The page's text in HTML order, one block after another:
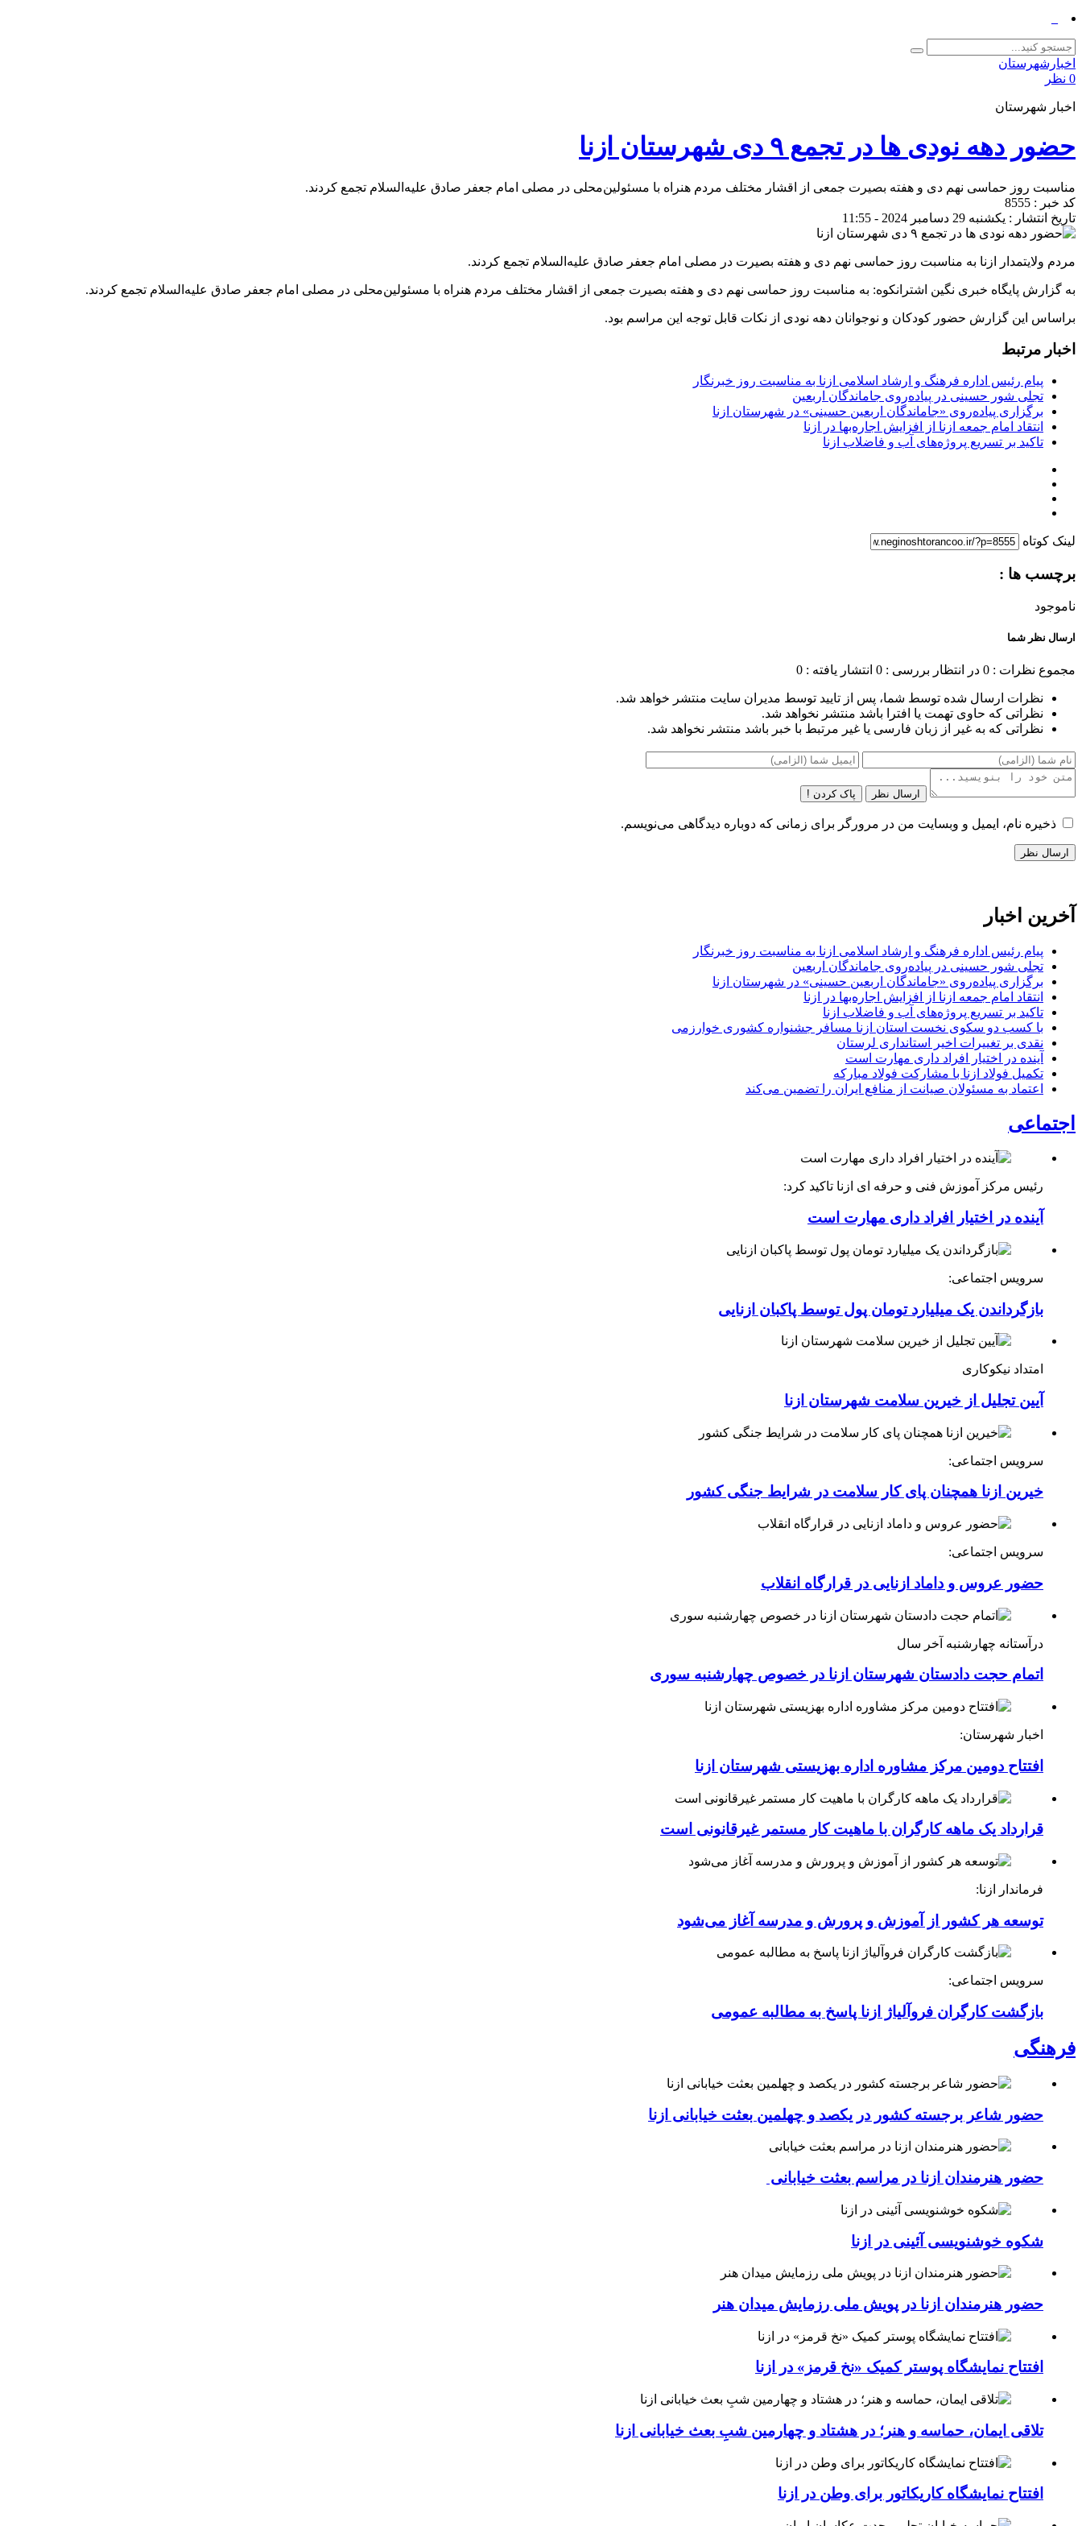
اخبارشهرستان
0 نظر
اخبار شهرستان
حضور دهه نودی ها در تجمع ۹ دی شهرستان ازنا
مناسبت روز حماسی نهم دی و هفته بصیرت جمعی از اقشار مختلف مردم هنراه با مسئولین‌محلی در مصلی امام جعفر صادق علیه‌السلام تجمع کردند.
کد خبر : 8555
تاریخ انتشار : یکشنبه 29 دسامبر 2024 - 11:55
مردم ولایتمدار ازنا به مناسبت روز حماسی نهم دی و هفته بصیرت در مصلی امام جعفر صادق علیه‌السلام تجمع کردند.
به گزارش پایگاه خبری نگین اشترانکوه: به مناسبت روز حماسی نهم دی و هفته بصیرت جمعی از اقشار مختلف مردم هنراه با مسئولین‌محلی در مصلی امام جعفر صادق علیه‌السلام تجمع کردند.
براساس این گزارش حضور کودکان و نوجوانان دهه نودی از نکات قابل توجه این مراسم بود.
اخبار مرتبط
پیام رئیس اداره فرهنگ و ارشاد اسلامی ازنا به مناسبت روز خبرنگار
تجلی شور حسینی در پیاده‌روی جاماندگان اربعین
برگزاری پیاده‌روی «جاماندگان اربعین حسینی» در شهرستان ازنا
انتقاد امام جمعه ازنا از افزایش اجاره‌بها در ازنا
تاکید بر تسریع پروژه‌های آب و فاضلاب ازنا
لینک کوتاه
برچسب ها :
ناموجود
ارسال نظر شما
مجموع نظرات : 0 در انتظار بررسی : 0 انتشار یافته : 0
نظرات ارسال شده توسط شما، پس از تایید توسط مدیران سایت منتشر خواهد شد.
نظراتی که حاوی تهمت یا افترا باشد منتشر نخواهد شد.
نظراتی که به غیر از زبان فارسی یا غیر مرتبط با خبر باشد منتشر نخواهد شد.
ارسال نظر پاک کردن !
ذخیره نام، ایمیل و وبسایت من در مرورگر برای زمانی که دوباره دیدگاهی می‌نویسم.
آخرین اخبار
پیام رئیس اداره فرهنگ و ارشاد اسلامی ازنا به مناسبت روز خبرنگار
تجلی شور حسینی در پیاده‌روی جاماندگان اربعین
برگزاری پیاده‌روی «جاماندگان اربعین حسینی» در شهرستان ازنا
انتقاد امام جمعه ازنا از افزایش اجاره‌بها در ازنا
تاکید بر تسریع پروژه‌های آب و فاضلاب ازنا
با کسب دو سکوی نخست استان ازنا مسافر جشنواره کشوری خوارزمی
نقدی بر تغییرات اخیر استانداری لرستان
آینده در اختیار افراد داری مهارت است
تکمیل فولاد ازنا با مشارکت فولاد مبارکه
اعتماد به مسئولان صیانت از منافع ایران را تضمین می‌کند
اجتماعی
رئیس مرکز آموزش فنی و حرفه ای ازنا تاکید کرد:
آینده در اختیار افراد داری مهارت است
سرویس اجتماعی:
بازگرداندن یک میلیارد تومان پول توسط پاکبان ازنایی
امتداد نیکوکاری
آیین تجلیل از خیرین سلامت شهرستان ازنا
سرویس اجتماعی:
خیرین ازنا همچنان پای کار سلامت در شرایط جنگی کشور
سرویس اجتماعی:
حضور عروس و داماد ازنایی در قرارگاه انقلاب
درآستانه چهارشنبه آخر سال
اتمام حجت دادستان شهرستان ازنا در خصوص چهارشنبه ‌سوری
اخبار شهرستان:
افتتاح دومین مرکز مشاوره اداره بهزیستی شهرستان ازنا
قرارداد یک ماهه کارگران با ماهیت کار مستمر غیرقانونی است
فرماندار ازنا:
توسعه هر کشور از آموزش و پرورش و مدرسه آغاز می‌شود
سرویس اجتماعی:
بازگشت کارگران فروآلیاژ ازنا پاسخ به مطالبه عمومی
فرهنگی
حضور شاعر برجسته کشور در یکصد و چهلمین بعثت خیابانی ازنا
حضور هنرمندان ازنا در مراسم بعثت خیابانی
شکوه خوشنویسی آئینی در ازنا
حضور هنرمندان ازنا در پویش ملی رزمایش میدان هنر
افتتاح نمایشگاه پوستر کمیک «نخ قرمز» در ازنا
تلاقی ایمان، حماسه و هنر؛ در هشتاد و چهارمین شبِ بعث خیابانی ازنا
افتتاح نمایشگاه کاریکاتور برای وطن در ازنا